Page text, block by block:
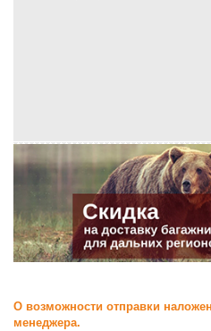
О возможности отправки
менеджера.